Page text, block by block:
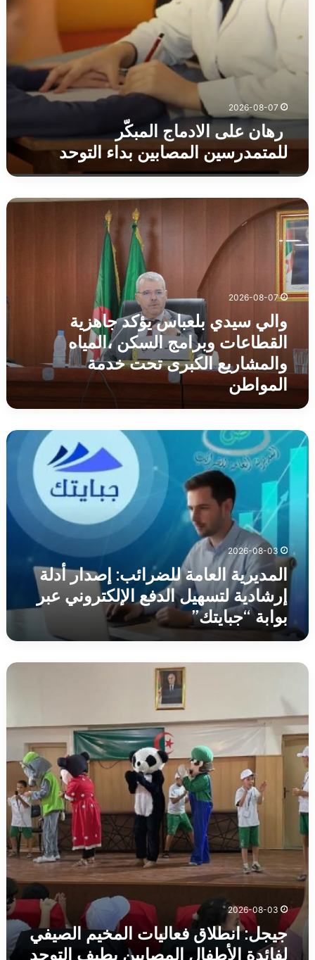
2026-08-07
رهان على الادماج المبكّر
للمتمدرسين المصابين بداء التوحد
والي
سيدي
بلعباس
يؤكد
جاهزية
القطاعات
وبرامج
،المياه
والمشاريع
الكبرى
تحت
المواطن
2026-08-07
والي سيدي بلعباس يؤكد جاهزية
القطاعات وبرامج السكن ،المياه
والمشاريع الكبرى تحت خدمة
المواطن
المديرية
العامة
للضرائب:
أدلة
إرشادية
الإلكتروني
عبر
“جبايتك”
2026-08-03
المديرية العامة للضرائب: إصدار أدلة
إرشادية لتسهيل الدفع الإلكتروني عبر
بوابة “جبايتك”
جيجل:
المخيم
الصيفي
لفائدة
الأطفال
المصابين
بطيف
التوحد
2026-08-03
جيجل: انطلاق فعاليات المخيم الصيفي
لفائدة الأطفال المصابين بطيف التوحد